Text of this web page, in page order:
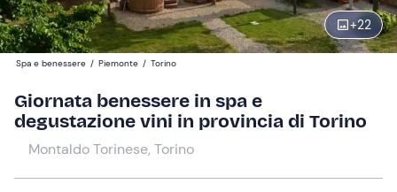
+22
interact
with
the
calendar
and
select
date.
Press
Partecipanti
88 €
1
Spa e benessere / Piemonte / Torino
Giornata benessere in spa e
degustazione vini in provincia di Torino
Montaldo Torinese, Torino